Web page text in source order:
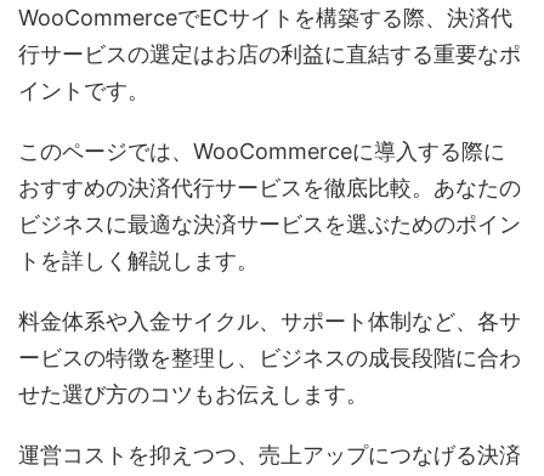
WooCommerceでECサイトを構築する際、決済代
行サービスの選定はお店の利益に直結する重要なポ
イントです。
このページでは、WooCommerceに導入する際に
おすすめの決済代行サービスを徹底比較。あなたの
ビジネスに最適な決済サービスを選ぶためのポイン
トを詳しく解説します。
料金体系や入金サイクル、サポート体制など、各サ
ービスの特徴を整理し、ビジネスの成長段階に合わ
せた選び方のコツもお伝えします。
運営コストを抑えつつ、売上アップにつなげる決済